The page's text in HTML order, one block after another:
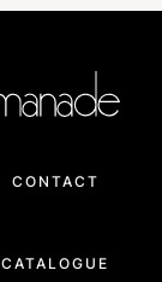
CONTACT
CATALOGUE